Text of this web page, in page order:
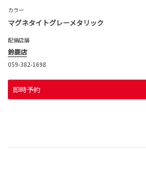
カラー
マグネタイトグレーメタリック
配備店舗
鈴鹿店
059-382-1698
即時予約